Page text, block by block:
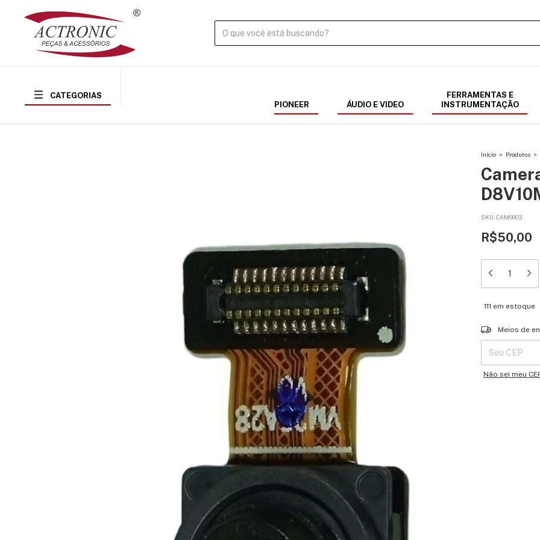
CATEGORIAS
PIONEER
ÁUDIO E VIDEO
FERRAMENTAS E
INSTRUMENTAÇÃO
Início > Produtos >
SKU: CAM0003
R$50,00
111 em estoque
Entregas para o
Meios de
Não sei meu